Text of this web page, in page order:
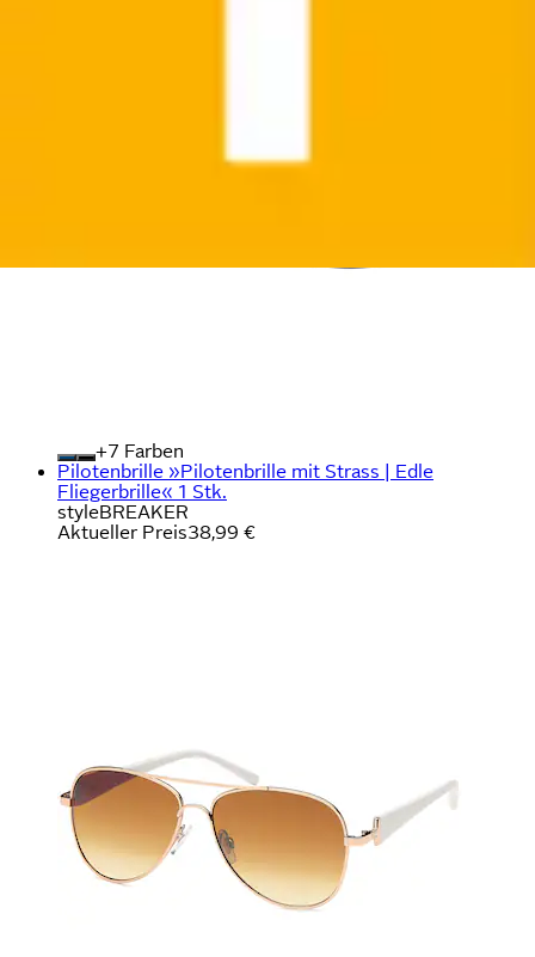
+
Farben
Pilotenbrille »Pilotenbrille mit Strass | Edle
Fliegerbrille« 1 Stk.
styleBREAKER
Aktueller Preis38,99 €